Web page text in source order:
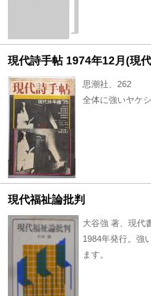
現代詩手帖 1974年12月(現代
思潮社、262
全体に強いヤケ
現代福祉論批判
大谷強 著、現代
1984年発行。強
ます。